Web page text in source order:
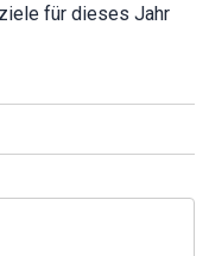
für dieses Jahr